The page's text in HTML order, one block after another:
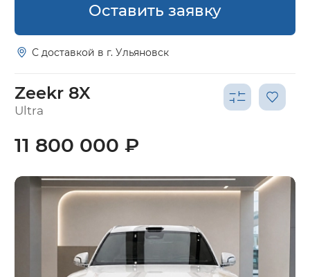
Оставить заявку
С доставкой в г. Ульяновск
Zeekr 8X
Ultra
11 800 000 ₽